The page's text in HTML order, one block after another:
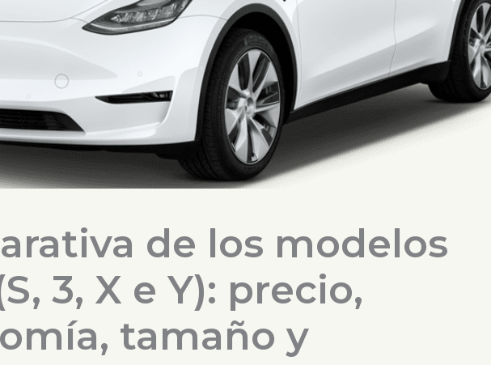
de los modelos
3, X e Y): precio,
tamaño y